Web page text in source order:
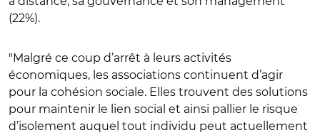
(22%).
"Malgré ce coup d’arrêt à leurs activités
économiques, les associations continuent d’agir
pour la cohésion sociale. Elles trouvent des solutions
pour maintenir le lien social et ainsi pallier le risque
d’isolement auquel tout individu peut actuellement